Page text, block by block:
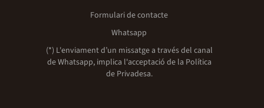
Formulari de contacte
Whatsapp
(*) L'enviament d’un missatge a través del canal
de Whatsapp, implica l'acceptació de la Política
de Privadesa.